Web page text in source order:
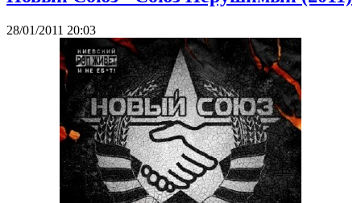
28/01/2011 20:03